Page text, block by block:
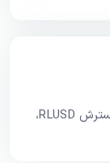
داستان‌های بزرگِ ریپل در ژوئیه، گسترش RLUSD،